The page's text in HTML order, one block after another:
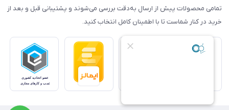
تمامی محصولات پیش از ارسال به‌دقت بررسی می‌شوند و پشتیبانی قبل و بعد از
خرید در کنار شماست تا با اطمینان کامل انتخاب کنید.